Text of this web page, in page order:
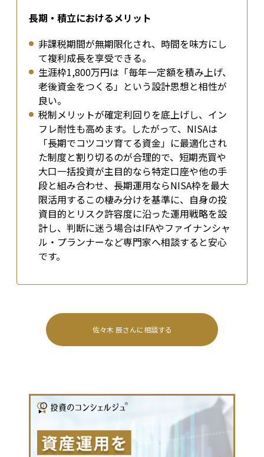
長期・積立におけるメリット
非課税期間が無期限化され、時間を味方にし
て複利成長を享受できる。
生涯枠1,800万円は「毎年一定額を積み上げ、
老後資金をつくる」という設計思想と相性が
良い。
税制メリットが確定利回りを底上げし、イン
フレ耐性も高めます。したがって、NISAは
「長期でコツコツ育てる資金」に最適化され
た制度と割り切るのが合理的で、短期売買や
大口一括投資が主目的なら特定口座や他の手
段と組み合わせ、長期運用ならNISA枠を最大
限活用する――この棲み分けを基準に、自身の投
資目的とリスク許容度に沿った運用戦略を設
計し、判断に迷う場合はIFAやファイナンシャ
ル・プランナーなど専門家へ相談すると安心
です。
佐々木 辰さんに相談する